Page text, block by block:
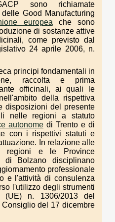
sono richiamate
Good Manufacturing
europea che sono
di sostanze attive
come previsto dal
24 aprile 2006, n.
principi fondamentali in
raccolta e prima
officinali, ai quali le
della rispettiva
disposizioni del presente
nelle regioni a statuto
autonome di Trento e di
con i rispettivi statuti e
In relazione alle
regioni e le Province
Bolzano disciplinano
professionale
e l'attività di consulenza
l'utilizzo degli strumenti
n. 1306/2013 del
del 17 dicembre